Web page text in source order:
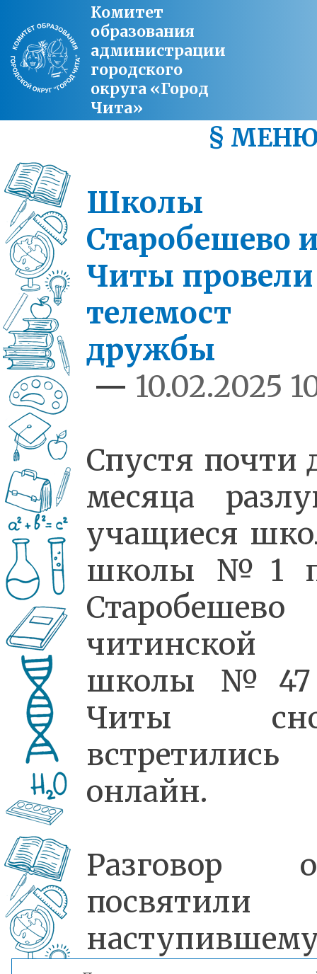
Комитет
образования
администрации
городского
округа «Город
Чита»
§
Школы
Старобешево
Читы провели
телемост
дружбы
— 10.02.2025
Спустя почти
месяца
учащиеся
школы №1
читинской
школы №47
Читы
встретились
онлайн.
Разговор
посвятили